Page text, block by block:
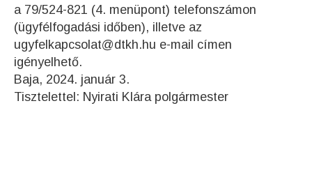
a 79/524-821 (4. menüpont) telefonszámon
(ügyfélfogadási időben), illetve az
ugyfelkapcsolat@dtkh.hu e-mail címen
igényelhető.
Baja, 2024. január 3.
Tisztelettel: Nyirati Klára polgármester